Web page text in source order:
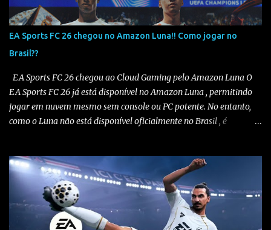
EA Sports FC 26 chegou no Amazon Luna!! Como jogar no
Brasil??
EA Sports FC 26 chegou ao Cloud Gaming pelo Amazon Luna O
EA Sports FC 26 já está disponível no Amazon Luna , permitindo
jogar em nuvem mesmo sem console ou PC potente. No entanto,
como o Luna não está disponível oficialmente no Brasil , é
1️⃣ Alterar a região da conta Amazon Acesse sua conta Amazon em
amazon.com . Vá em “Sua Conta” > “Gerenciar Conteúdo e
Dispositivos” . No menu “Preferências” , altere o país/região para
Estados Unidos . Salve as alterações. Você também precisará ter
um endereço nos EUA , mesmo que fictício. Altere seu endereço